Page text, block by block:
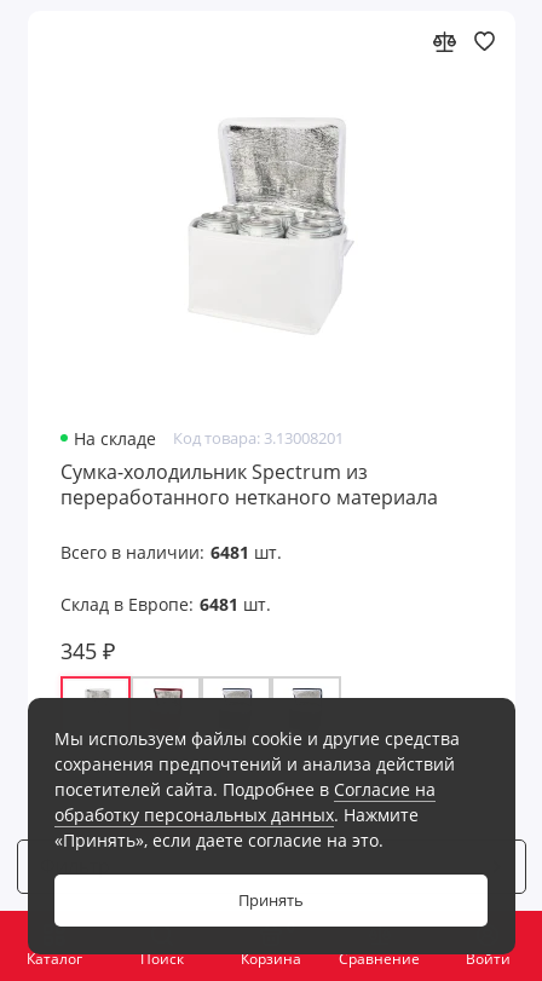
Каталог Поиск Корзина
0
Сравнение
Войти
На складе Код товара: 3.13008201
Сумка-холодильник Spectrum из
переработанного нетканого материала
Всего в наличии: 6481 шт.
Склад в Европе: 6481 шт.
345 ₽
Все варианты - 5 шт
В корзину
Мы используем файлы cookie и другие средства
сохранения предпочтений и анализа действий
посетителей сайта. Подробнее в Согласие на
обработку персональных данных. Нажмите
«Принять», если даете согласие на это.
Принять